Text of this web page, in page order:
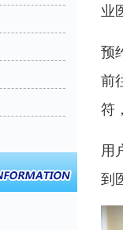
业
预
前
符
用
到